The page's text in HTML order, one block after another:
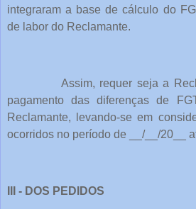
integraram a base de cálculo do
de labor do Reclamante.
Assim, requer seja a
pagamento das diferenças de
Reclamante, levando-se em
ocorridos no período de __/__/20__
III - DOS PEDIDOS